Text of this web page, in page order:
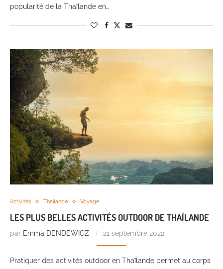
popularité de la Thaïlande en…
Activités Thaïlande Voyage
LES PLUS BELLES ACTIVITÉS OUTDOOR DE THAÏLANDE
par Emma DENDEWICZ 21 septembre 2022
Pratiquer des activités outdoor en Thaïlande permet au corps